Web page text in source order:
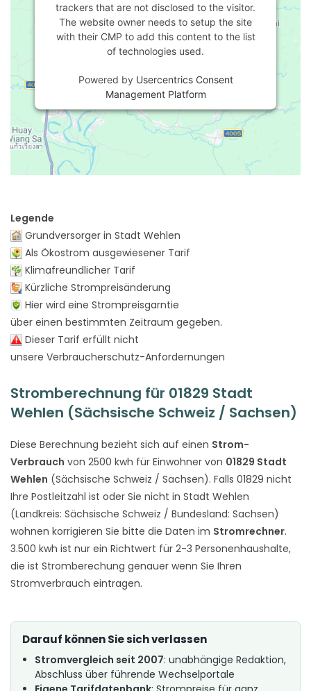
trackers that are not disclosed to the visitor.
The website owner needs to setup the site
with their CMP to add this content to the list
of technologies used.
Powered by Usercentrics Consent
Management Platform
Legende
Grundversorger in Stadt Wehlen
Als Ökostrom ausgewiesener Tarif
Klimafreundlicher Tarif
Kürzliche Strompreisänderung
Hier wird eine Strompreisgarntie
über einen bestimmten Zeitraum gegeben.
Dieser Tarif erfüllt nicht
unsere Verbraucherschutz-Anfordernungen
Stromberechnung für 01829 Stadt
Wehlen (Sächsische Schweiz / Sachsen)
Diese Berechnung bezieht sich auf einen Strom-
Verbrauch von 2500 kwh für Einwohner von 01829 Stadt
Wehlen (Sächsische Schweiz / Sachsen). Falls 01829 nicht
Ihre Postleitzahl ist oder Sie nicht in Stadt Wehlen
(Landkreis: Sächsische Schweiz / Bundesland: Sachsen)
wohnen korrigieren Sie bitte die Daten im Stromrechner.
3.500 kwh ist nur ein Richtwert für 2-3 Personenhaushalte,
die ist Stromberechung genauer wenn Sie Ihren
Stromverbrauch eintragen.
Darauf können Sie sich verlassen
Stromvergleich seit 2007: unabhängige Redaktion,
Abschluss über führende Wechselportale